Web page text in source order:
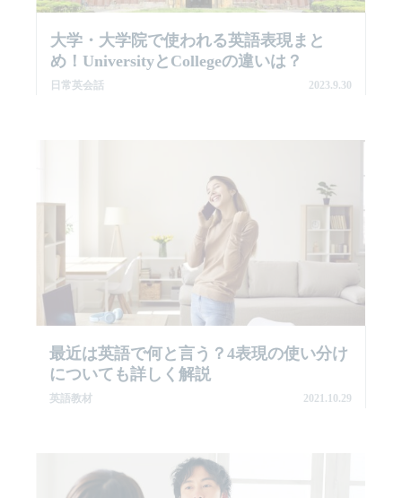
大学・大学院で使われる英語表現まと
め！UniversityとCollegeの違いは？
日常英会話 2023.9.30
最近は英語で何と言う？4表現の使い分け
についても詳しく解説
英語教材 2021.10.29